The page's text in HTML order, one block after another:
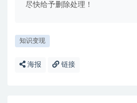
尽快给予删除处理！
知识变现
海报 链接